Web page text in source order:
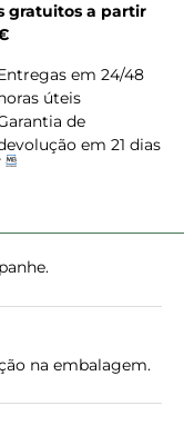
gratuitos a partir
em 24/48
úteis
de
em 21 dias
na embalagem.